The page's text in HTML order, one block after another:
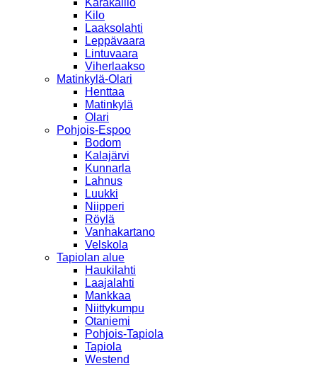
Kilo
Laaksolahti
Leppävaara
Lintuvaara
Viherlaakso
Matinkylä-Olari
Henttaa
Matinkylä
Olari
Pohjois-Espoo
Bodom
Kalajärvi
Kunnarla
Lahnus
Luukki
Niipperi
Röylä
Vanhakartano
Velskola
Tapiolan alue
Haukilahti
Laajalahti
Mankkaa
Niittykumpu
Otaniemi
Pohjois-Tapiola
Tapiola
Westend